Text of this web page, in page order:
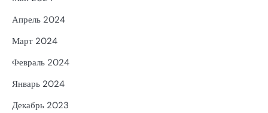
Апрель 2024
Март 2024
Февраль 2024
Январь 2024
Декабрь 2023